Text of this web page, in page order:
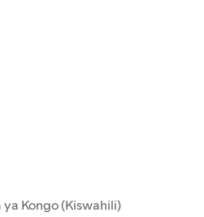
Kongo (Kiswahili)